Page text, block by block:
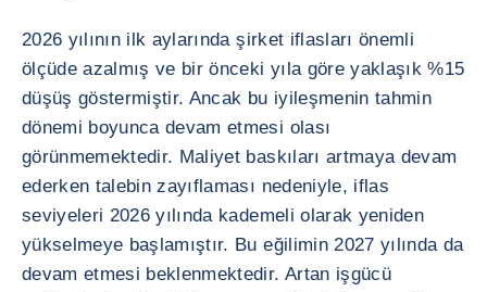
2026 yılının ilk aylarında şirket iflasları önemli
ölçüde azalmış ve bir önceki yıla göre yaklaşık %15
düşüş göstermiştir. Ancak bu iyileşmenin tahmin
dönemi boyunca devam etmesi olası
görünmemektedir. Maliyet baskıları artmaya devam
ederken talebin zayıflaması nedeniyle, iflas
seviyeleri 2026 yılında kademeli olarak yeniden
yükselmeye başlamıştır. Bu eğilimin 2027 yılında da
devam etmesi beklenmektedir. Artan işgücü